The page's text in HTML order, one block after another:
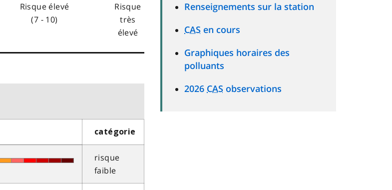
Risque élevé
(7 - 10)
Risque
très
élevé
catégorie
risque
faible
Renseignements sur la station
CAS en cours
Graphiques horaires des
polluants
2026 CAS observations